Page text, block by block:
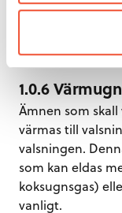
produkterna.
1.0.6 Värmugn
Ämnen som
värmas till
valsningen.
som kan eldas
koksugnsgas)
vanligt.